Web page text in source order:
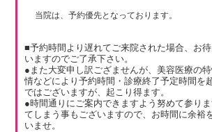
当院は、予約優先となっております。
■予約時間より遅れてご来院された場合、お
いますのでご了承下さい。
●また大変申し訳ござませんが、美容医療の
情などにより予約時間・診療終了予定時間を
ではございますが、起こり得ます。
●時間通りにご案内できますよう努めて参り
てしまう事もございますので、お時間に余裕
いませ。